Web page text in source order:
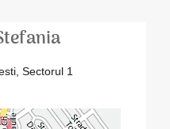
Sectorul 1